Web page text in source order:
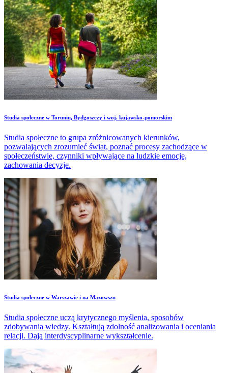
Studia społeczne w Toruniu, Bydgoszczy i woj. kujawsko-pomorskim
Studia społeczne to grupa zróżnicowanych kierunków,
pozwalających zrozumieć świat, poznać procesy zachodzące w
społeczeństwie, czynniki wpływające na ludzkie emocje,
zachowania decyzje.
Studia społeczne w Warszawie i na Mazowszu
Studia społeczne uczą krytycznego myślenia, sposobów
zdobywania wiedzy. Kształtują zdolność analizowania i oceniania
relacji. Dają interdyscyplinarne wykształcenie.